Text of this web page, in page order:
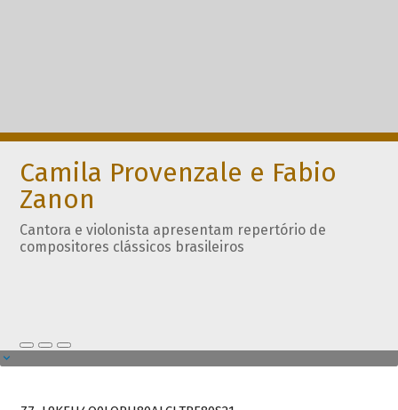
Camila Provenzale e Fabio
Zanon
Cantora e violonista apresentam repertório de
compositores clássicos brasileiros